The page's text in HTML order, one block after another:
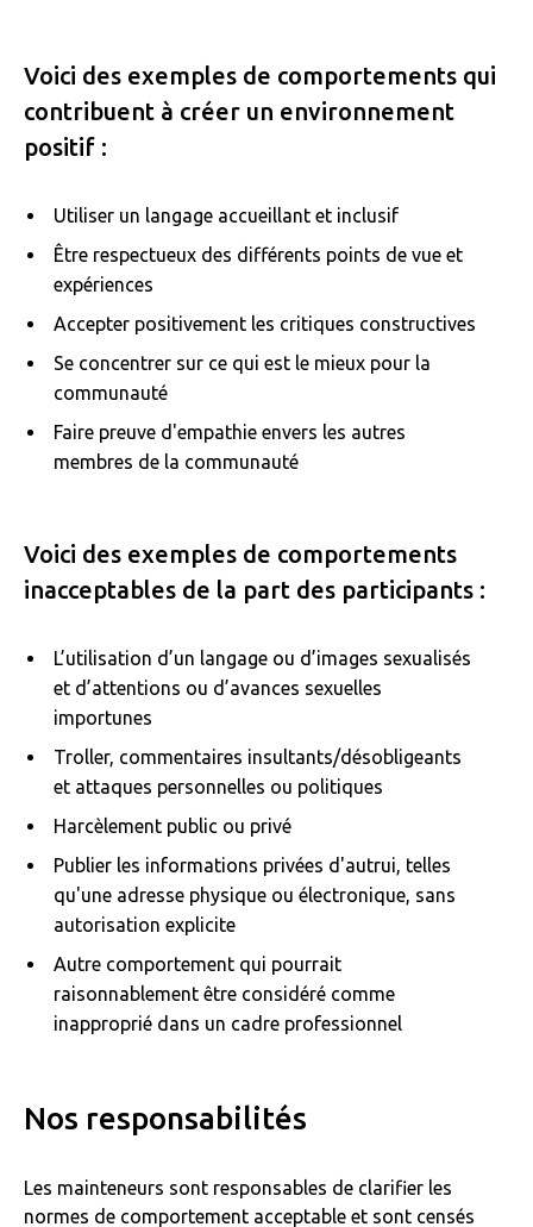
Voici des exemples de comportements qui
contribuent à créer un environnement
positif :
Utiliser un langage accueillant et inclusif
Être respectueux des différents points de vue et
expériences
Accepter positivement les critiques constructives
Se concentrer sur ce qui est le mieux pour la
communauté
Faire preuve d'empathie envers les autres
membres de la communauté
Voici des exemples de comportements
inacceptables de la part des participants :
L’utilisation d’un langage ou d’images sexualisés
et d’attentions ou d’avances sexuelles
importunes
Troller, commentaires insultants/désobligeants
et attaques personnelles ou politiques
Harcèlement public ou privé
Publier les informations privées d'autrui, telles
qu'une adresse physique ou électronique, sans
autorisation explicite
Autre comportement qui pourrait
raisonnablement être considéré comme
inapproprié dans un cadre professionnel
Nos responsabilités
Les mainteneurs sont responsables de clarifier les
normes de comportement acceptable et sont censés